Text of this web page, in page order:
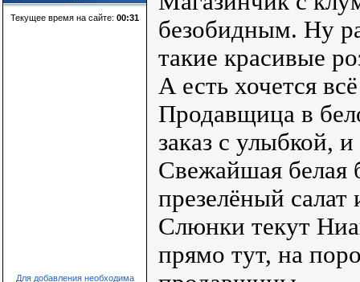
Текущее время на сайте: 00:31
Для добавления необходима
безобидным. Ну
такие красивые
А есть хочется
Продавщица в
заказ с улыбкой,
Свежайшая белая
презелёный
Слюнки текут
прямо тут, на